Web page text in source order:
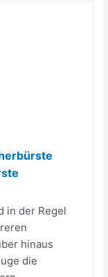
in der Regel
hinaus
die